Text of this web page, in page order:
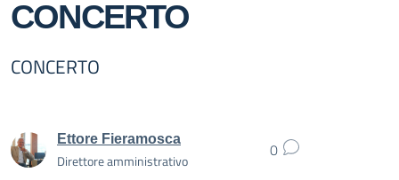
CONCERTO
CONCERTO
Ettore Fieramosca
Direttore amministrativo
0